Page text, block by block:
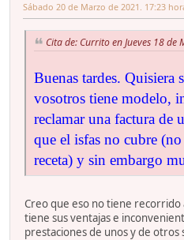
Sábado 20 de Marzo de 2021. 17:23
Cita de: Currito en Jueves 18
Buenas tardes. Quisiera
vosotros tiene modelo,
reclamar una factura de
que el isfas no cubre
receta) y sin embargo
Creo que eso no tiene recorrido
tiene sus ventajas e
prestaciones de unos y de otros